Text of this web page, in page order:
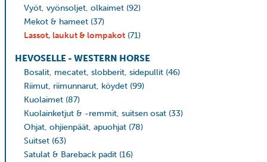
Vyöt, vyönsoljet, olkaimet (92)
Mekot & hameet (37)
Lassot, laukut & lompakot (71)
HEVOSELLE - WESTERN HORSE
Bosalit, mecatet, slobberit, sidepullit (46)
Riimut, riimunnarut, köydet (99)
Kuolaimet (87)
Kuolainketjut & -remmit, suitsen osat (33)
Ohjat, ohjienpäät, apuohjat (78)
Suitset (63)
Satulat & Bareback padit (16)